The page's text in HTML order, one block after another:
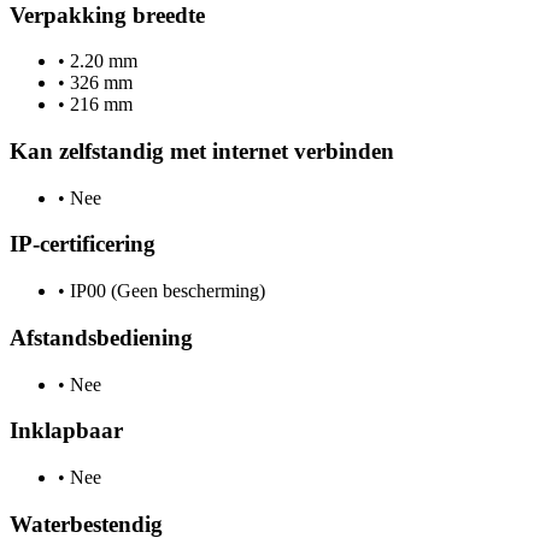
Verpakking breedte
• 2.20 mm
• 326 mm
• 216 mm
Kan zelfstandig met internet verbinden
• Nee
IP-certificering
• IP00 (Geen bescherming)
Afstandsbediening
• Nee
Inklapbaar
• Nee
Waterbestendig